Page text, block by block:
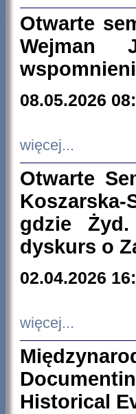
Otwarte
Wejman
08.05.2026
więcej...
Otwarte
Koszarska-
gdzie
dyskurs o
02.04.2026
więcej...
Historical